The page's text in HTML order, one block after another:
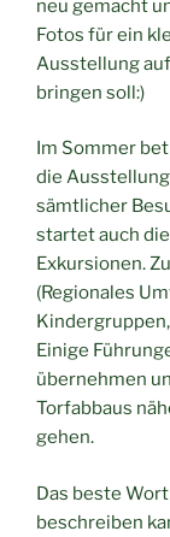
neu gemacht
Fotos für ein
Ausstellung
bringen soll:)
Im Sommer
die
sämtlicher
startet auch
Exkursionen.
(Regionales
Einige
übernehmen
Torfabbaus
gehen.
Das beste
beschreiben